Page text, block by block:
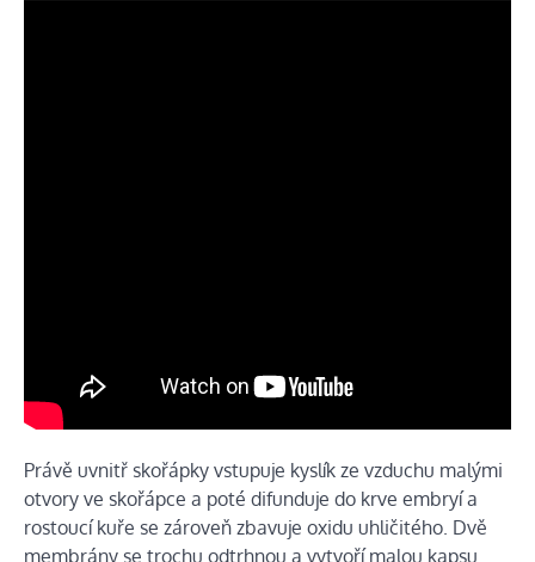
Právě uvnitř skořápky vstupuje kyslík ze vzduchu malými
otvory ve skořápce a poté difunduje do krve embryí a
rostoucí kuře se zároveň zbavuje oxidu uhličitého. Dvě
membrány se trochu odtrhnou a vytvoří malou kapsu